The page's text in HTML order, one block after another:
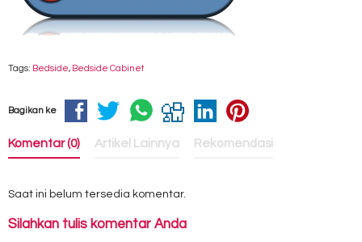
Tags: Bedside, Bedside Cabinet
Bagikan ke
Komentar (0) Artikel Lainnya Rekomendasi
Saat ini belum tersedia komentar.
Silahkan tulis komentar Anda